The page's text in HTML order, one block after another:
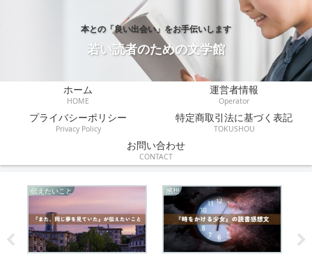
本との「良い出会い」をお手伝いします
若い読者のための文学館
ホーム
HOME
運営者情報
Operator
プライバシーポリシー
Privacy Policy
特定商取引法に基づく表記
TOKUSHOU
お問い合わせ
CONTACT
伝えたいこと 感想